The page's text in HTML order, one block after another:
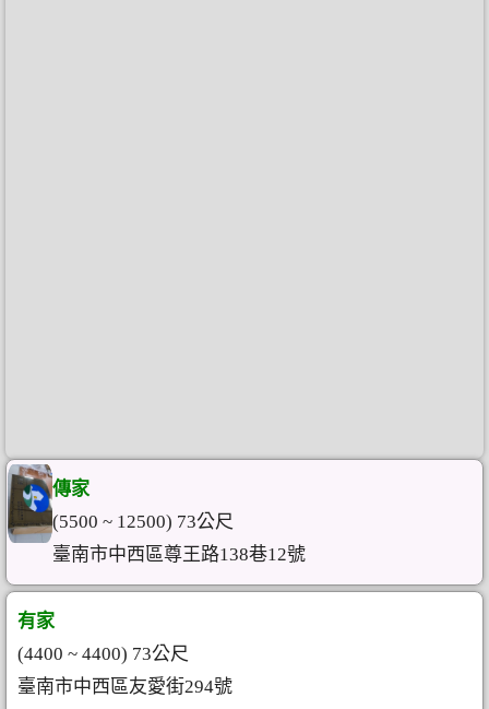
傳家
(5500 ~ 12500) 73公尺
臺南市中西區尊王路138巷12號
有家
(4400 ~ 4400) 73公尺
臺南市中西區友愛街294號